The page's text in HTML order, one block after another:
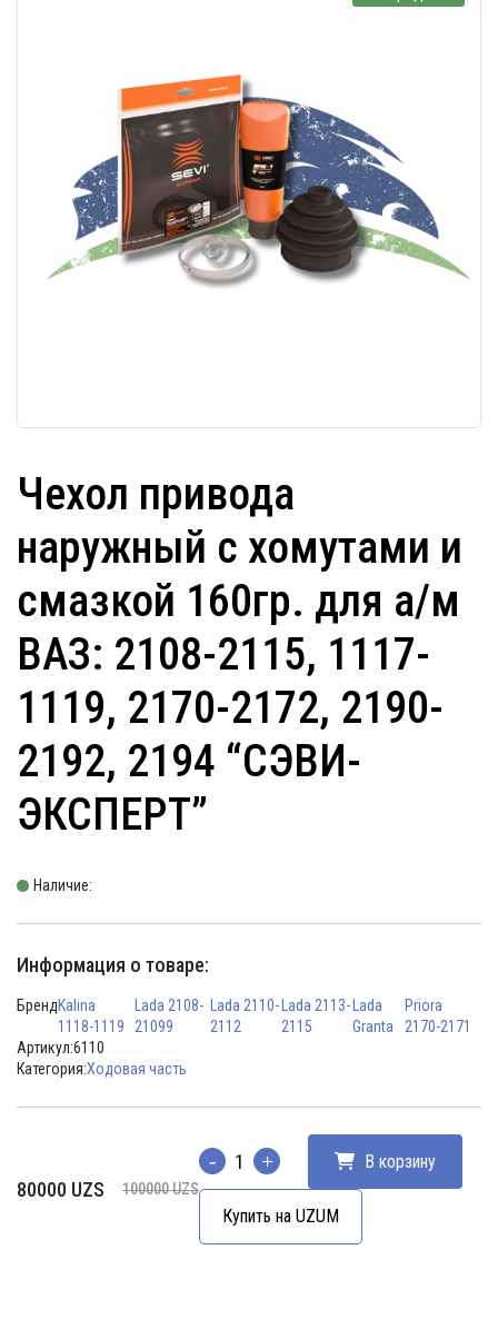
Чехол привода
наружный с хомутами и
смазкой 160гр. для а/м
ВАЗ: 2108-2115, 1117-
1119, 2170-2172, 2190-
2192, 2194 “СЭВИ-
ЭКСПЕРТ”
Наличие:
Информация о товаре:
БрендKalina
1118-1119
Lada 2108-
21099
Lada 2110-
2112
Lada 2113-
2115
Lada
Granta
Priora
2170-2171
Артикул:6110
Категория:Ходовая часть
100000UZS
Первоначальная
80000 UZS
Текущая
Количество В корзину
Купить на UZUM